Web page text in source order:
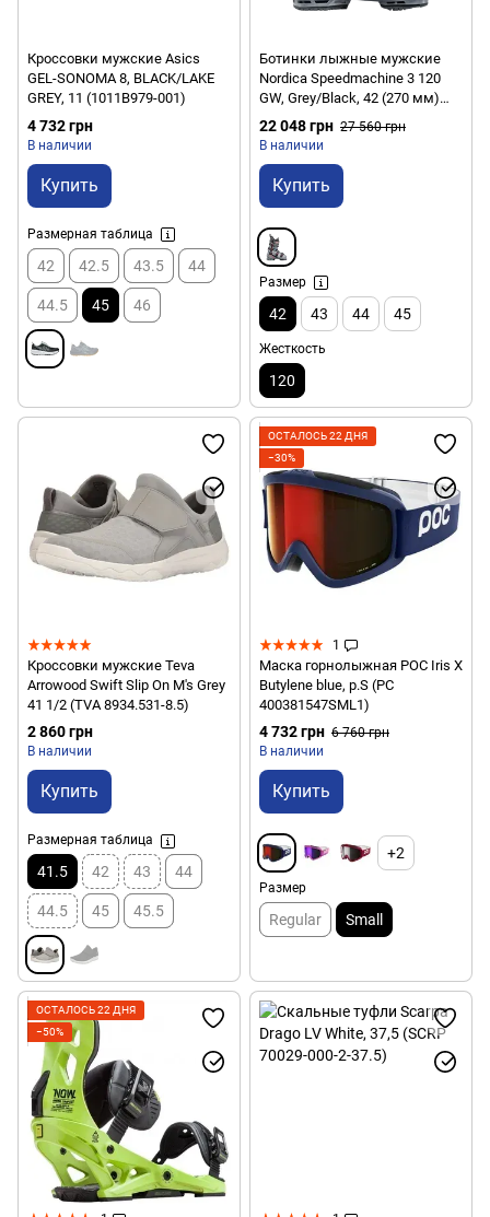
Кроссовки мужские Asics
GEL-SONOMA 8, BLACK/LAKE
GREY, 11 (1011B979-001)
4 732 грн
В наличии
Купить
Размерная таблица
42 42.5 43.5 44
44.5 45 46
Ботинки лыжные мужские
Nordica Speedmachine 3 120
GW, Grey/Black, 42 (270 мм)
(NRD 050G1800-688.270)
22 048 грн 27 560 грн
В наличии
Купить
Размер
42 43 44 45
Жесткость
120
Кроссовки мужские Teva
Arrowood Swift Slip On M's Grey
41 1/2 (TVA 8934.531-8.5)
2 860 грн
В наличии
Купить
Размерная таблица
41.5 42 43 44
44.5 45 45.5
ОСТАЛОСЬ 22 ДНЯ
−30%
1
Маска горнолыжная POC Iris X
Butylene blue, р.S (PC
400381547SML1)
4 732 грн 6 760 грн
В наличии
Купить
+2
Размер
Regular Small
ОСТАЛОСЬ 22 ДНЯ
−50%